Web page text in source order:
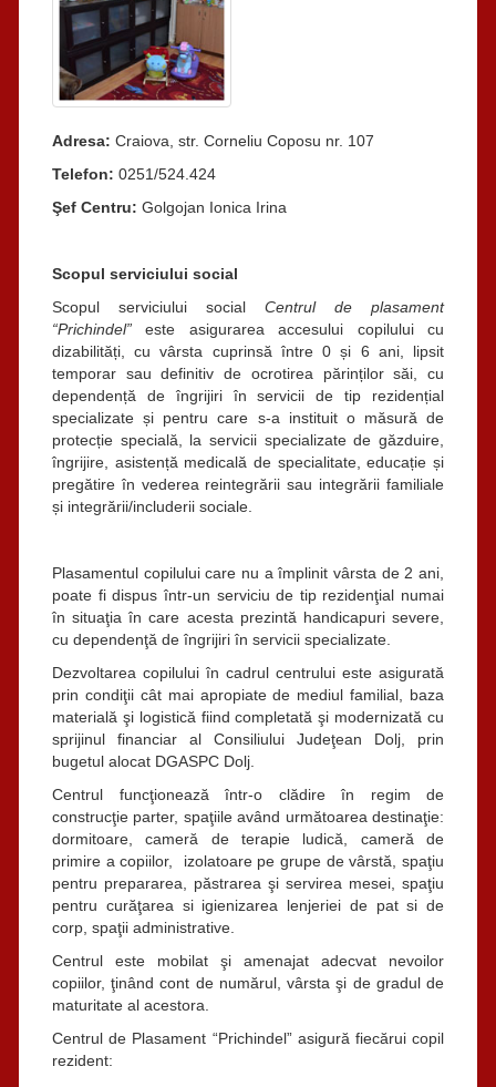
Adresa: Craiova, str. Corneliu Coposu nr. 107
Telefon: 0251/524.424
Şef Centru: Golgojan Ionica Irina
Scopul serviciului social
Scopul serviciului social Centrul de plasament
“Prichindel”este asigurarea accesului copilului cu
dizabilități, cu vârsta cuprinsă între 0 și 6 ani, lipsit
temporar sau definitiv de ocrotirea părinților săi, cu
dependență de îngrijiri în servicii de tip rezidențial
specializate și pentru care s-a instituit o măsură de
protecție specială, la servicii specializate de găzduire,
îngrijire, asistență medicală de specialitate, educație și
pregătire în vederea reintegrării sau integrării familiale
și integrării/includerii sociale.
Plasamentul copilului care nu a împlinit vârsta de 2 ani,
poate fi dispus într-un serviciu de tip rezidenţial numai
în situaţia în care acesta prezintă handicapuri severe,
cu dependenţă de îngrijiri în servicii specializate.
Dezvoltarea copilului în cadrul centrului este asigurată
prin condiţii cât mai apropiate de mediul familial, baza
materială şi logistică fiind completată şi modernizată cu
sprijinul financiar al Consiliului Judeţean Dolj, prin
bugetul alocat DGASPC Dolj.
Centrul funcţionează într-o clădire în regim de
construcţie parter, spaţiile având următoarea destinaţie:
dormitoare, cameră de terapie ludică, cameră de
primire a copiilor, izolatoare pe grupe de vârstă, spaţiu
pentru prepararea, păstrarea şi servirea mesei, spaţiu
pentru curăţarea si igienizarea lenjeriei de pat si de
corp, spaţii administrative.
Centrul este mobilat şi amenajat adecvat nevoilor
copiilor, ţinând cont de numărul, vârsta şi de gradul de
maturitate al acestora.
Centrul de Plasament “Prichindel” asigură fiecărui copil
rezident: